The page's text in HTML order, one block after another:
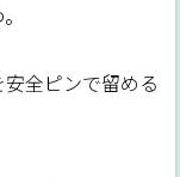
全ピンで留める